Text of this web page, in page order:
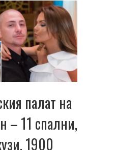
палат на
– 11 спални,
1900